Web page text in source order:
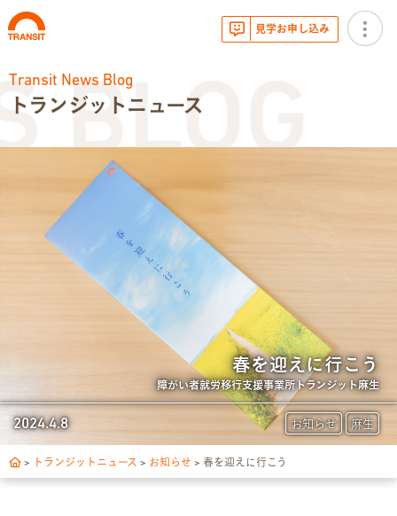
お知らせ
トランジットニュース
利用体験談
広報・イベント
サービス内容
トランジットについて
1日の流れ
Transit News Blog
トランジットニュース
春を迎えに行こう
障がい者就労移行支援事業所トランジット麻生
お知らせ 麻生
2024.4.8
> トランジットニュース > お知らせ > 春を迎えに行こう
見学お申し込み